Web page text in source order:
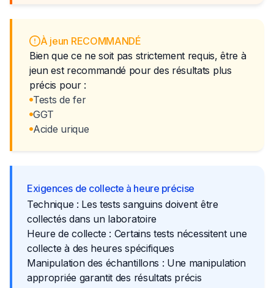
À jeun RECOMMANDÉ
Bien que ce ne soit pas strictement requis, être à
jeun est recommandé pour des résultats plus
précis pour :
Tests de fer
GGT
Acide urique
Exigences de collecte à heure précise
Technique : Les tests sanguins doivent être
collectés dans un laboratoire
Heure de collecte : Certains tests nécessitent une
collecte à des heures spécifiques
Manipulation des échantillons : Une manipulation
appropriée garantit des résultats précis